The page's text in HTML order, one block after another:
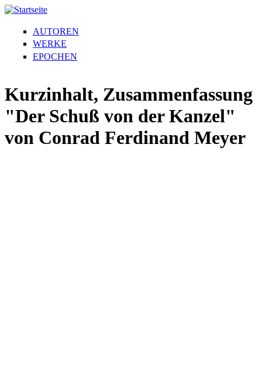
AUTOREN
WERKE
EPOCHEN
Kurzinhalt, Zusammenfassung
"Der Schuß von der Kanzel"
von Conrad Ferdinand Meyer